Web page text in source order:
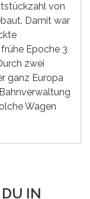
von
Damit war
Epoche 3
zwei
ganz Europa
Wagen
IN